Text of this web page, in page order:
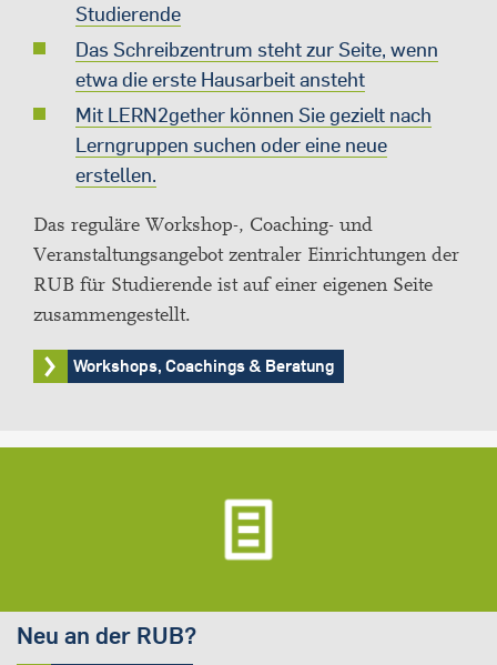
Studierende
Das Schreibzentrum steht zur Seite, wenn
etwa die erste Hausarbeit ansteht
Mit LERN2gether können Sie gezielt nach
Lerngruppen suchen oder eine neue
erstellen.
Das reguläre Workshop-, Coaching- und
Veranstaltungsangebot zentraler Einrichtungen der
RUB für Studierende ist auf einer eigenen Seite
zusammengestellt.
Workshops, Coachings & Beratung
Neu an der RUB?